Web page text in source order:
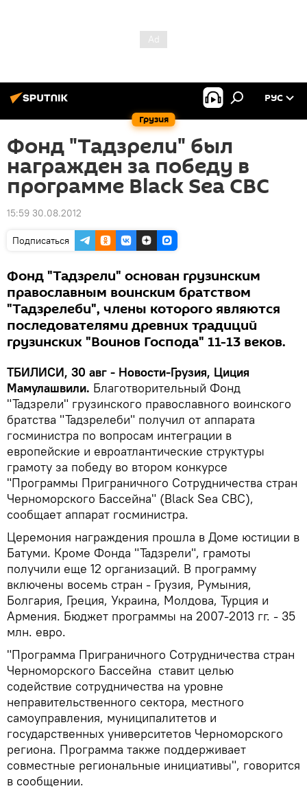
Грузия
РУС
Фонд "Тадзрели" был
награжден за победу в
программе Black Sea CBC
15:59 30.08.2012
Подписаться
Фонд "Тадзрели" основан грузинским
православным воинским братством
"Тадзрелеби", члены которого являются
последователями древних традиций
грузинских "Воинов Господа" 11-13 веков.
ТБИЛИСИ, 30 авг - Новости-Грузия, Циция
Мамулашвили. Благотворительный Фонд
"Тадзрели" грузинского православного воинского
братства "Тадзрелеби" получил от аппарата
госминистра по вопросам интеграции в
европейские и евроатлантические структуры
грамоту за победу во втором конкурсе
"Программы Приграничного Сотрудничества стран
Черноморского Бассейна" (Black Sea CBC),
сообщает аппарат госминистра.
Церемония награждения прошла в Доме юстиции в
Батуми. Кроме Фонда "Тадзрели", грамоты
получили еще 12 организаций. В программу
включены восемь стран - Грузия, Румыния,
Болгария, Греция, Украина, Молдова, Турция и
Армения. Бюджет программы на 2007-2013 гг. - 35
млн. евро.
"Программа Приграничного Сотрудничества стран
Черноморского Бассейна ставит целью
содействие сотрудничества на уровне
неправительственного сектора, местного
самоуправления, муниципалитетов и
государственных университетов Черноморского
региона. Программа также поддерживает
совместные региональные инициативы", говорится
в сообщении.